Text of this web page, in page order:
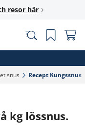
resor här
snus‎ Recept Kungssnus‎
kg lössnus.